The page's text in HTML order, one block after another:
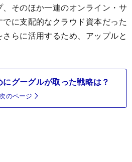
そのほか一連のオンライン・サ
に支配的なクラウド資本だった
らに活用するため、アップルと
グーグルが取った戦略は？
のページ